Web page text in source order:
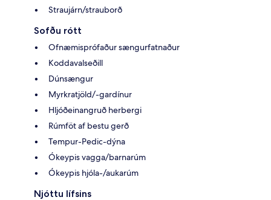
Straujárn/strauborð
Sofðu rótt
Ofnæmisprófaður sængurfatnaður
Koddavalseðill
Dúnsængur
Myrkratjöld/-gardínur
Hljóðeinangruð herbergi
Rúmföt af bestu gerð
Tempur-Pedic-dýna
Ókeypis vagga/barnarúm
Ókeypis hjóla-/aukarúm
Njóttu lífsins